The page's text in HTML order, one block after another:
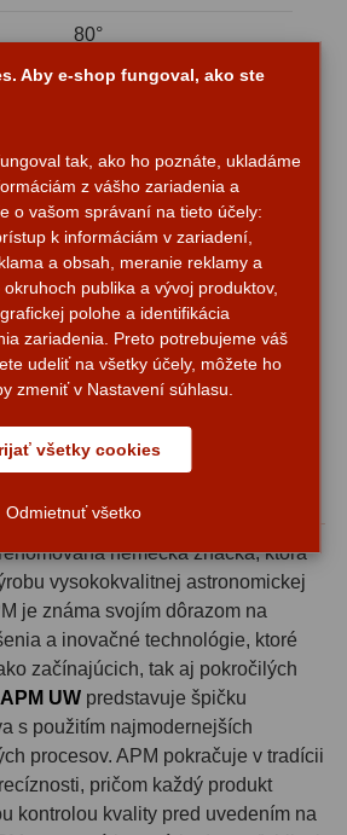
36
80°
2″
22 mm
5
Áno
Áno (skladacia)
114 mm
Hliník
550 g
nemecká značka, ktorá
vysokokvalitnej astronomickej
je známa svojím dôrazom na
a inovačné technológie, ktoré
začínajúcich, tak aj pokročilých
UW predstavuje špičku
s použitím najmodernejších
procesov. APM pokračuje v tradícii
pričom každý produkt
kontrolou kvality pred uvedením na
Aby e-shop fungoval, ako ste
tak, ako ho poznáte, ukladáme
z vášho zariadenia a
o vašom správaní na tieto účely:
k informáciám v zariadení,
a obsah, meranie reklamy a
publika a vývoj produktov,
polohe a identifikácia
zariadenia. Preto potrebujeme váš
udeliť na všetky účely, môžete ho
zmeniť v Nastavení súhlasu.
všetky cookies
Odmietnuť všetko